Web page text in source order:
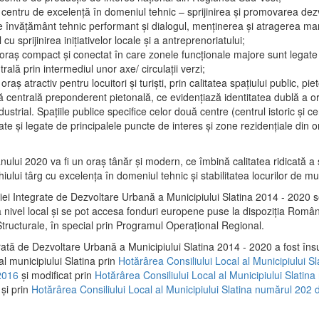
de excelenţă în domeniul tehnic – sprijinirea şi promovarea
învăţământ tehnic performant şi dialogul, menţinerea şi atragerea
cu sprijinirea iniţiativelor locale şi a antreprenoriatului;
compact şi conectat în care zonele funcţionale majore sunt
prin intermediul unor axe/ circulații verzi;
atractiv pentru locuitori şi turişti, prin calitatea spaţiului public,
centrală preponderent pietonală, ce evidenţiază identitatea dublă a
Spaţiile publice specifice celor două centre (centrul istoric şi
şi legate de principalele puncte de interes şi zone rezidenţiale din
2020 va fi un oraş tânăr şi modern, ce îmbină calitatea ridicată a
târg cu excelenţa în domeniul tehnic şi stabilitatea locurilor de
Integrate de Dezvoltare Urbană a Municipiului Slatina 2014 - 2020
nivel local şi se pot accesa fonduri europene puse la dispoziţia
în special prin Programul Operațional Regional.
de Dezvoltare Urbană a Municipiului Slatina 2014 - 2020 a fost
municipiului Slatina prin Hotărârea Consiliului Local al Municipiului
și modificat prin Hotărârea Consiliului Local al Municipiului
prin Hotărârea Consiliului Local al Municipiului Slatina numărul 202